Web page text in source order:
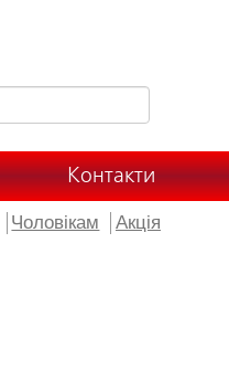
Контакти
Чоловікам Акція